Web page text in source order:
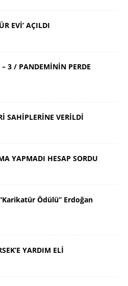
EVİ’ AÇILDI
3 / PANDEMİNİN PERDE
SAHİPLERİNE VERİLDİ
YAPMADI HESAP SORDU
Ödülü” Erdoğan
YARDIM ELİ